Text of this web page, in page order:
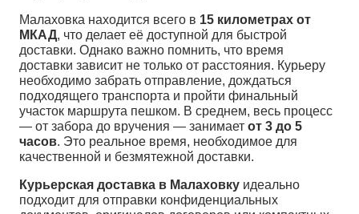
Малаховка находится всего в 15 километрах от
МКАД, что делает её доступной для быстрой
доставки. Однако важно помнить, что время
доставки зависит не только от расстояния. Курьеру
необходимо забрать отправление, дождаться
подходящего транспорта и пройти финальный
участок маршрута пешком. В среднем, весь процесс
— от забора до вручения — занимает от 3 до 5
часов. Это реальное время, необходимое для
качественной и безмятежной доставки.
Курьерская доставка в Малаховку идеально
подходит для отправки конфиденциальных